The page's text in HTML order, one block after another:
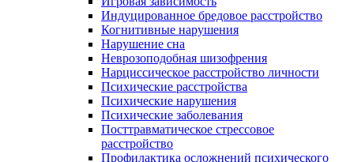
Индуцированное бредовое расстройство
Когнитивные нарушения
Нарушение сна
Неврозоподобная шизофрения
Нарциссическое расстройство личности
Психические расстройства
Психические нарушения
Психические заболевания
Посттравматическое стрессовое
расстройство
Профилактика осложнений психического